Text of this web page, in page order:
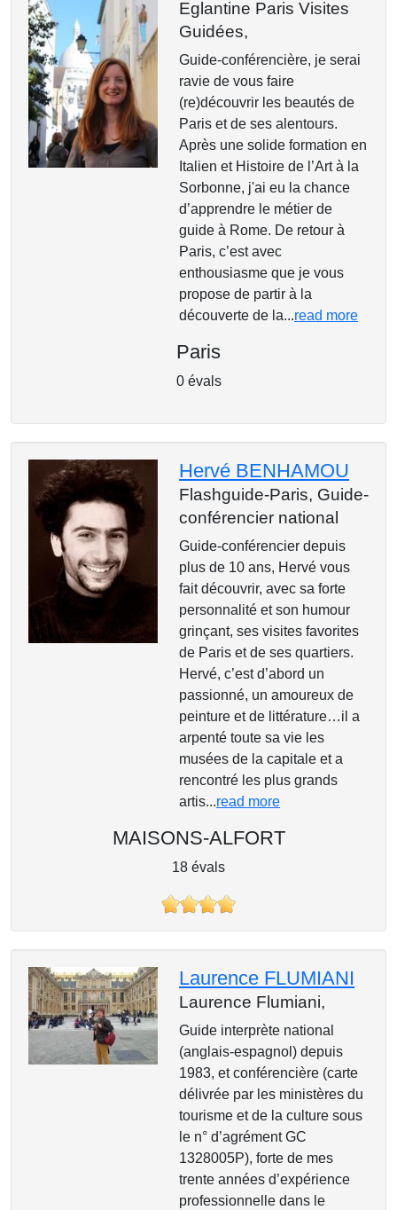
Eglantine Paris Visites
Guidées,
Guide-conférencière, je serai
ravie de vous faire
(re)découvrir les beautés de
Paris et de ses alentours.
Après une solide formation en
Italien et Histoire de l’Art à la
Sorbonne, j'ai eu la chance
d’apprendre le métier de
guide à Rome. De retour à
Paris, c’est avec
enthousiasme que je vous
propose de partir à la
découverte de la...read more
Paris
0 évals
Hervé BENHAMOU
Flashguide-Paris, Guide-
conférencier national
Guide-conférencier depuis
plus de 10 ans, Hervé vous
fait découvrir, avec sa forte
personnalité et son humour
grinçant, ses visites favorites
de Paris et de ses quartiers.
Hervé, c’est d’abord un
passionné, un amoureux de
peinture et de littérature…il a
arpenté toute sa vie les
musées de la capitale et a
rencontré les plus grands
artis...read more
MAISONS-ALFORT
18 évals
Laurence FLUMIANI
Laurence Flumiani,
Guide interprète national
(anglais-espagnol) depuis
1983, et conférencière (carte
délivrée par les ministères du
tourisme et de la culture sous
le n° d’agrément GC
1328005P), forte de mes
trente années d’expérience
professionnelle dans le